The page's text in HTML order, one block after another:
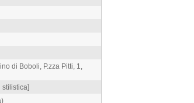
di Boboli, P.zza Pitti, 1,
stilistica]